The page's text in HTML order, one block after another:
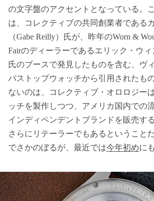
の文字盤のアクセントとなっている。
は、コレクティブの共同創業者である
（Gabe Reilly）氏が、昨年のWorn &
Fairのディーラーであるエリック・ウィ
氏のブースで発見したものを含む、ヴ
バストップウォッチから引用されたも
ないのは、コレクティブ・オロロジー
ッチを製作しつつ、アメリカ国内での
インディペンデントブランドを販売す
さらにリテーラーでもあるということ
でさかのぼるが、最近では今年初めに